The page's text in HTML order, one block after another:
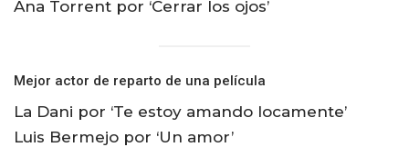
Ana Torrent por ‘Cerrar los ojos’
Mejor actor de reparto de una película
La Dani por ‘Te estoy amando locamente’
Luis Bermejo por ‘Un amor’